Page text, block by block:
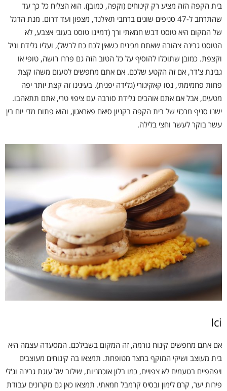
בית הקפה הזה מציע רק קינוחים (וקפה, כמובן). הוא הצליח כל כך עד
שהתרחב ל-47 סניפים שונים ברחבי תאילנד, מצפון ועד דרום. מנת הדגל
של המקום היא טוסט דבש חמאתי ורך (דמיינו טוסט בעובי אצבע, לא
הטוסט גבינה צהובה שאתם מכינים כשאין לכם כח לבשל), ועליו גלידת וניל
וקצפת. כמובן שתוכלו להוסיף על כל הטוב הזה גם פררו רושה, טופי או
גבינת צ'דר, אם זה הקטע שלכם. אם אתם מחפשים לטעום משהו קצת
פחות פחמימתי, נסו קאקיגורי (גלידה יפנית). בעינינו זה קצת יותר יפה
מטעים, אבל אם אתם אוהבים גלידת סורבה עם ציפוי טרי, אתם תתאהבו.
ישנו סניף מרכזי של בית הקפה בקניון סיאם פאראגון, והוא פתוח מדי יום בין
עשר בוקר לעשר וחצי בלילה.
Ici
אם אתם מחפשים קינוח גורמה, זה המקום בשבילכם. המסעדה עצמה היא
בית מעוצב ושיקי המוקף בחצר מטופחת. תמצאו בה קינוחים מעוצבים
ויפהפיים בטעמים לא צפויים, כמו בלון אוכמניות, שילוב של עוגת גבינה וג'לי
פירות יער, קרם לימון ובסיס קרמבל חמאתי. תמצאו כאן גם מקרונים עבודת